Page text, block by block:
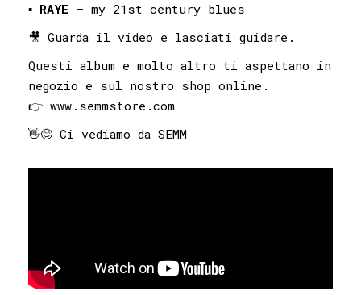
▪️ RAYE – my 21st century blues
🎥 Guarda il video e lasciati guidare.
Questi album e molto altro ti aspettano in
negozio e sul nostro shop online.
👉 www.semmstore.com
👋😊 Ci vediamo da SEMM